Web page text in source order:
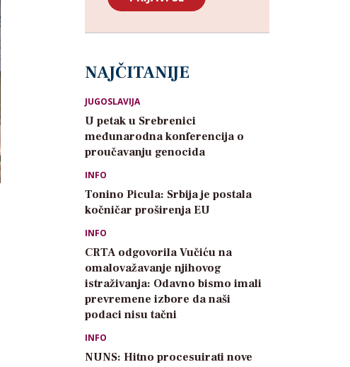
NAJČITANIJE
JUGOSLAVIJA
U petak u Srebrenici
međunarodna konferencija o
proučavanju genocida
INFO
Tonino Picula: Srbija je postala
kočničar proširenja EU
INFO
CRTA odgovorila Vučiću na
omalovažavanje njihovog
istraživanja: Odavno bismo imali
prevremene izbore da naši
podaci nisu tačni
INFO
NUNS: Hitno procesuirati nove